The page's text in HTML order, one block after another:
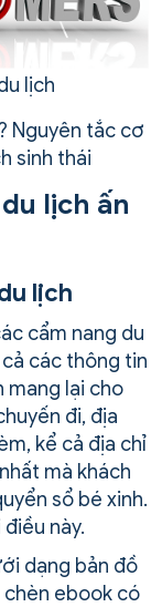
lịch
Nguyên tắc cơ
sinh thái
lịch ấn
lịch
cẩm nang du
cả các thông tin
mang lại cho
đi, địa
kể cả địa chỉ
mà khách
sổ bé xinh.
này.
dạng bản đồ
chèn ebook có